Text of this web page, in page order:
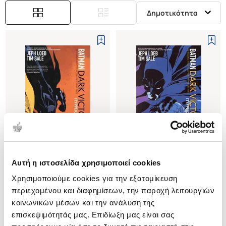
Αυτή η ιστοσελίδα χρησιμοποιεί cookies
Χρησιμοποιούμε cookies για την εξατομίκευση
περιεχομένου και διαφημίσεων, την παροχή λειτουργιών
κοινωνικών μέσων και την ανάλυση της
επισκεψιμότητάς μας. Επιδίωξη μας είναι σας
Δημοτικότητα
(0)
Batman: Dark Victory
Πύρρειος Νίκη, Μέρος 1
LOEB JEPH
Κωδ. Πολιτείας:0360-1316
Batman: Dark Victory
Πύρρειος Νίκη, Μέρος 2
LOEB JEPH
Κωδ. Πολιτείας:0360-1341